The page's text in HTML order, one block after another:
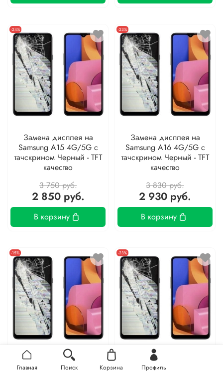
-24%
Замена дисплея на
Samsung A15 4G/5G с
тачскрином Черный - TFT
качество
3 750 руб.
2 850 руб.
В корзину
-23%
Замена дисплея на
Samsung A16 4G/5G с
тачскрином Черный - TFT
качество
3 830 руб.
2 930 руб.
В корзину
-15%
Замена дисплея на
Samsung A16 4G модуль
-23%
Замена дисплея на
Samsung A16 4G модуль
Главная Поиск Корзина Профиль